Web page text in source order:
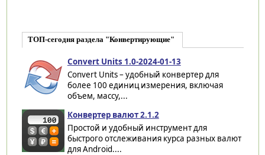
ТОП-сегодня раздела "Конвертирующие"
Convert Units 1.0-2024-01-13
Convert Units – удобный конвертер для
более 100 единиц измерения, включая
объем, массу,...
Конвертер валют 2.1.2
Простой и удобный инструмент для
быстрого отслеживания курса разных валют
для Android....